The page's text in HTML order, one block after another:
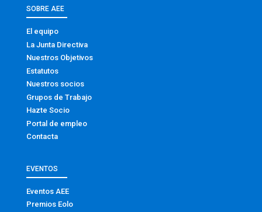
SOBRE AEE
El equipo
La Junta Directiva
Nuestros Objetivos
Estatutos
Nuestros socios
Grupos de Trabajo
Hazte Socio
Portal de empleo
Contacta
EVENTOS
Eventos AEE
Premios Eolo